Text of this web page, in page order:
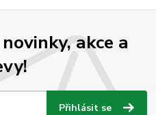
akce a
Přihlásit se